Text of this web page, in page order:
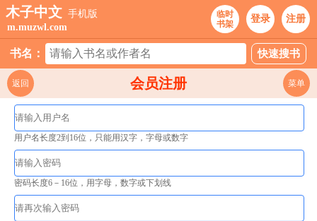
木子中文 手机版
m.muzwl.com
临时
书架
登录 注册
书名：
会员注册
返回 菜单
用户名长度2到16位，只能用汉字，字母或数字
密码长度6－16位，用字母，数字或下划线